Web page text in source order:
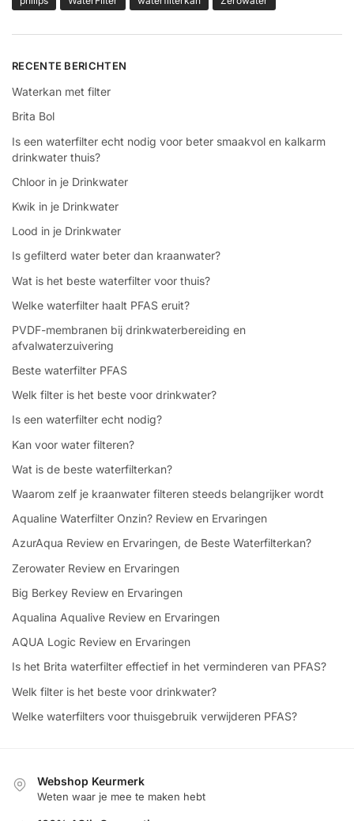
RECENTE BERICHTEN
Waterkan met filter
Brita Bol
Is een waterfilter echt nodig voor beter smaakvol en kalkarm
drinkwater thuis?
Chloor in je Drinkwater
Kwik in je Drinkwater
Lood in je Drinkwater
Is gefilterd water beter dan kraanwater?
Wat is het beste waterfilter voor thuis?
Welke waterfilter haalt PFAS eruit?
PVDF-membranen bij drinkwaterbereiding en
afvalwaterzuivering
Beste waterfilter PFAS
Welk filter is het beste voor drinkwater?
Is een waterfilter echt nodig?
Kan voor water filteren?
Wat is de beste waterfilterkan?
Waarom zelf je kraanwater filteren steeds belangrijker wordt
Aqualine Waterfilter Onzin? Review en Ervaringen
AzurAqua Review en Ervaringen, de Beste Waterfilterkan?
Zerowater Review en Ervaringen
Big Berkey Review en Ervaringen
Aqualina Aqualive Review en Ervaringen
AQUA Logic Review en Ervaringen
Is het Brita waterfilter effectief in het verminderen van PFAS?
Welk filter is het beste voor drinkwater?
Welke waterfilters voor thuisgebruik verwijderen PFAS?
Webshop Keurmerk
Weten waar je mee te maken hebt